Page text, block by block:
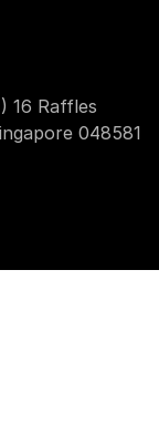
16 Raffles
048581